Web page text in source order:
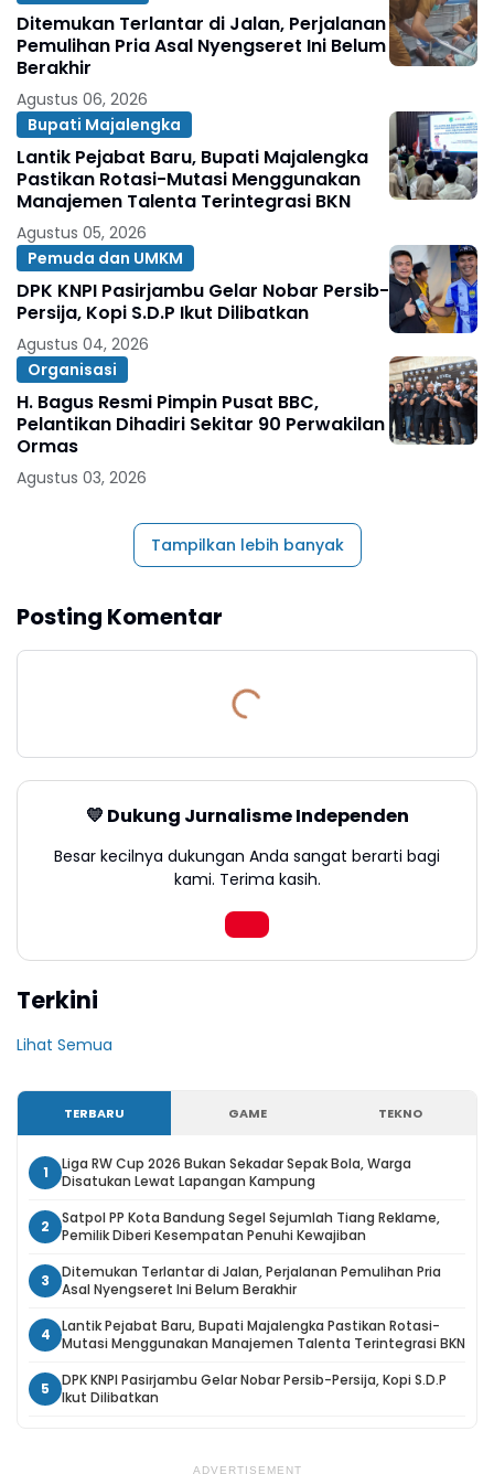
Ditemukan Terlantar di Jalan, Perjalanan
Pemulihan Pria Asal Nyengseret Ini Belum
Berakhir
Agustus 06, 2026
Bupati Majalengka
Lantik Pejabat Baru, Bupati Majalengka
Pastikan Rotasi-Mutasi Menggunakan
Manajemen Talenta Terintegrasi BKN
Agustus 05, 2026
Pemuda dan UMKM
DPK KNPI Pasirjambu Gelar Nobar Persib-
Persija, Kopi S.D.P Ikut Dilibatkan
Agustus 04, 2026
Organisasi
H. Bagus Resmi Pimpin Pusat BBC,
Pelantikan Dihadiri Sekitar 90 Perwakilan
Ormas
Agustus 03, 2026
Tampilkan lebih banyak
Posting Komentar
💛 Dukung Jurnalisme Independen
Besar kecilnya dukungan Anda sangat berarti bagi
kami. Terima kasih.
Terkini
Lihat Semua
TERBARU GAME TEKNO
1
Liga RW Cup 2026 Bukan Sekadar Sepak Bola, Warga
Disatukan Lewat Lapangan Kampung
2
Satpol PP Kota Bandung Segel Sejumlah Tiang Reklame,
Pemilik Diberi Kesempatan Penuhi Kewajiban
3
Ditemukan Terlantar di Jalan, Perjalanan Pemulihan Pria
Asal Nyengseret Ini Belum Berakhir
4
Lantik Pejabat Baru, Bupati Majalengka Pastikan Rotasi-
Mutasi Menggunakan Manajemen Talenta Terintegrasi BKN
5
DPK KNPI Pasirjambu Gelar Nobar Persib-Persija, Kopi S.D.P
Ikut Dilibatkan
ADVERTISEMENT